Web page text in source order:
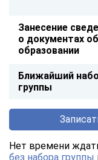
Занесение
о документах об
образовании
Ближайший
группы
Нет времени
без набора группы